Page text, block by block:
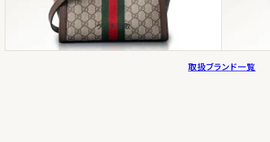
グッチ買取
取扱ブランド一覧